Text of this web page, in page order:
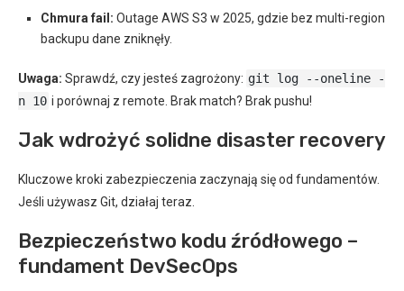
Chmura fail: Outage AWS S3 w 2025, gdzie bez multi-region
backupu dane zniknęły.
Uwaga: Sprawdź, czy jesteś zagrożony: git log --oneline -
n 10 i porównaj z remote. Brak match? Brak pushu!
Jak wdrożyć solidne disaster recovery
Kluczowe kroki zabezpieczenia zaczynają się od fundamentów.
Jeśli używasz Git, działaj teraz.
Bezpieczeństwo kodu źródłowego –
fundament DevSecOps